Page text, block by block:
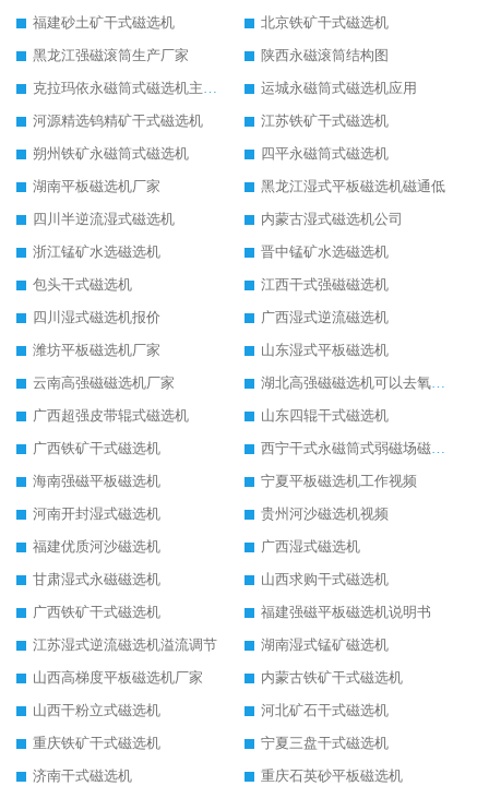
福建砂土矿干式磁选机
北京铁矿干式磁选机
黑龙江强磁滚筒生产厂家
陕西永磁滚筒结构图
克拉玛依永磁筒式磁选机主要技术参数
运城永磁筒式磁选机应用
河源精选钨精矿干式磁选机
江苏铁矿干式磁选机
朔州铁矿永磁筒式磁选机
四平永磁筒式磁选机
湖南平板磁选机厂家
黑龙江湿式平板磁选机磁通低
四川半逆流湿式磁选机
内蒙古湿式磁选机公司
浙江锰矿水选磁选机
晋中锰矿水选磁选机
包头干式磁选机
江西干式强磁磁选机
四川湿式磁选机报价
广西湿式逆流磁选机
潍坊平板磁选机厂家
山东湿式平板磁选机
云南高强磁磁选机厂家
湖北高强磁磁选机可以去氧化铝
广西超强皮带辊式磁选机
山东四辊干式磁选机
广西铁矿干式磁选机
西宁干式永磁筒式弱磁场磁选机结构图
海南强磁平板磁选机
宁夏平板磁选机工作视频
河南开封湿式磁选机
贵州河沙磁选机视频
福建优质河沙磁选机
广西湿式磁选机
甘肃湿式永磁磁选机
山西求购干式磁选机
广西铁矿干式磁选机
福建强磁平板磁选机说明书
江苏湿式逆流磁选机溢流调节
湖南湿式锰矿磁选机
山西高梯度平板磁选机厂家
内蒙古铁矿干式磁选机
山西干粉立式磁选机
河北矿石干式磁选机
重庆铁矿干式磁选机
宁夏三盘干式磁选机
济南干式磁选机
重庆石英砂平板磁选机